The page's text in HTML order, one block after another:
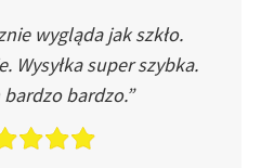
wygląda jak szkło.
Wysyłka super szybka.
bardzo.”